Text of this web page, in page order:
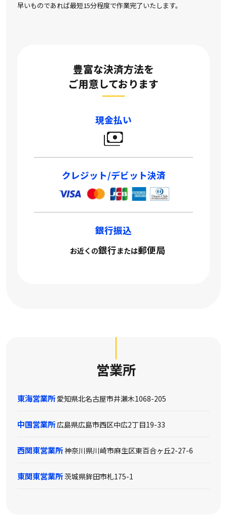
早いものであれば最短15分程度で作業完了いたします。
豊富な決済方法を
ご用意しております
現金払い
クレジット/デビット決済
銀行振込
お近くの銀行または郵便局
営業所
東海営業所 愛知県北名古屋市井瀬木1068-205
中国営業所広島県広島市西区中広2丁目19-33
西関東営業所神奈川県川崎市麻生区東百合ヶ丘2-27-6
東関東営業所茨城県鉾田市札175-1